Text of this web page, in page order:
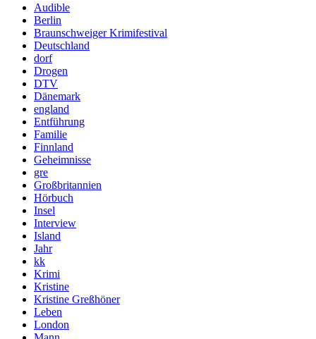
Audible
Berlin
Braunschweiger Krimifestival
Deutschland
dorf
Drogen
DTV
Dänemark
england
Entführung
Familie
Finnland
Geheimnisse
gre
Großbritannien
Hörbuch
Insel
Interview
Island
Jahr
kk
Krimi
Kristine
Kristine Greßhöner
Leben
London